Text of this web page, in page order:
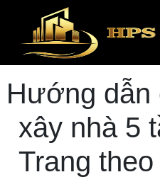
Hướng dẫn
xây nhà 5
Trang